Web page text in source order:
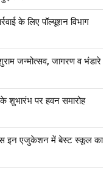
के लिए पॉल्यूशन विभाग
जन्मोत्सव, जागरण व भंडारे
पर हवन समारोह
इन एजुकेशन में बेस्ट स्कूल का